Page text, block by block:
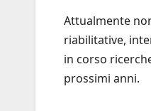
Attualmente
riabilitative,
in corso
prossimi anni.